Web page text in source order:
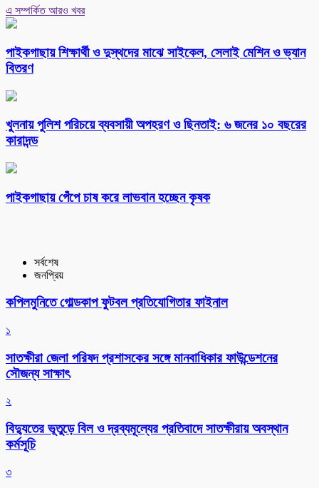
এ সম্পর্কিত আরও খবর
পাইকগাছায় শিক্ষার্থী ও দুস্থদের মাঝে সাইকেল, সেলাই মেশিন ও ভ্যান
বিতরণ
খুলনায় পুলিশ পরিচয়ে ব্যবসায়ী অপহরণ ও ছিনতাই: ৬ জনের ১০ বছরের
কারাদন্ড
পাইকগাছায় পেঁপে চাষ করে লাভবান হচ্ছেন কৃষক
সর্বশেষ
জনপ্রিয়
কপিলমুনিতে গোল্ডকাপ ফুটবল প্রতিযোগিতার ফাইনাল
১
সাতক্ষীরা জেলা পরিষদ প্রশাসকের সঙ্গে মানবাধিকার ফাউন্ডেশনের
সৌজন্য সাক্ষাৎ
২
বিদ্যুতের ভূতুড়ে বিল ও দ্রব্যমূল্যের প্রতিবাদে সাতক্ষীরায় অবস্থান
কর্মসূচি
৩